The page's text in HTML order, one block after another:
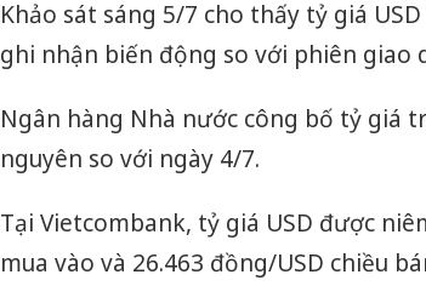
Khảo sát sáng 5/7 cho thấy tỷ giá
ghi nhận biến động so với phiên giao
Ngân hàng Nhà nước công bố tỷ giá
nguyên so với ngày 4/7.
Tại Vietcombank, tỷ giá USD được
mua vào và 26.463 đồng/USD chiều